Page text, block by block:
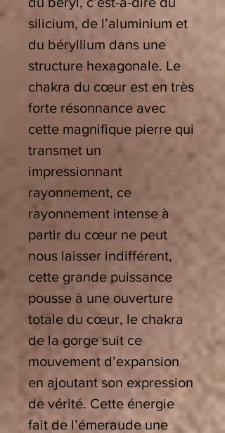
silicium, de l’aluminium et
du béryllium dans une
structure hexagonale. Le
chakra du cœur est en très
forte résonnance avec
cette magnifique pierre qui
transmet un
impressionnant
rayonnement, ce
rayonnement intense à
partir du cœur ne peut
nous laisser indifférent,
cette grande puissance
pousse à une ouverture
totale du cœur, le chakra
de la gorge suit ce
mouvement d’expansion
en ajoutant son expression
de vérité. Cette énergie
fait de l’émeraude une